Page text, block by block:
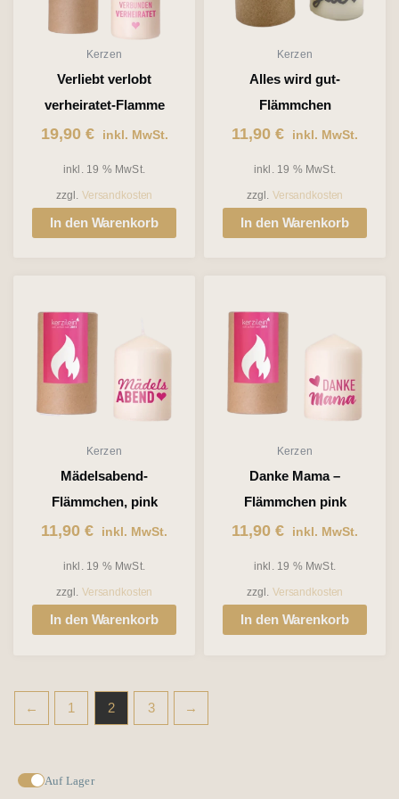
Auf Lager
Kerzen
Verliebt verlobt
verheiratet-Flamme
19,90 € inkl. MwSt.
inkl. 19 % MwSt.
zzgl. Versandkosten
In den Warenkorb
Kerzen
Alles wird gut-
Flämmchen
11,90 € inkl. MwSt.
inkl. 19 % MwSt.
zzgl. Versandkosten
In den Warenkorb
Kerzen
Mädelsabend-
Flämmchen, pink
11,90 € inkl. MwSt.
inkl. 19 % MwSt.
zzgl. Versandkosten
In den Warenkorb
Kerzen
Danke Mama –
Flämmchen pink
11,90 € inkl. MwSt.
inkl. 19 % MwSt.
zzgl. Versandkosten
In den Warenkorb
← 1 2 3 →